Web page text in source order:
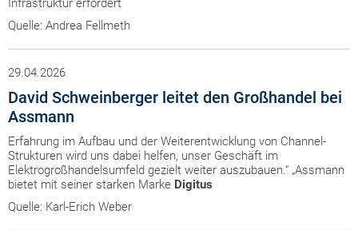
Infrastruktur erfordert
Quelle: Andrea Fellmeth
29.04.2026
David Schweinberger leitet den Großhandel bei
Assmann
Erfahrung im Aufbau und der Weiterentwicklung von Channel-
Strukturen wird uns dabei helfen, unser Geschäft im
Elektrogroßhandelsumfeld gezielt weiter auszubauen.“ „Assmann
bietet mit seiner starken Marke Digitus
Quelle: Karl-Erich Weber